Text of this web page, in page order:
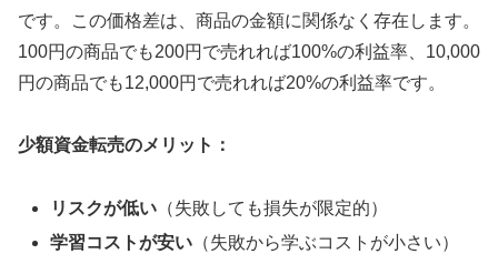
です。この価格差は、商品の金額に関係なく存在します。
100円の商品でも200円で売れれば100%の利益率、10,000
円の商品でも12,000円で売れれば20%の利益率です。
少額資金転売のメリット：
リスクが低い （失敗しても損失が限定的）
学習コストが安い （失敗から学ぶコストが小さい）